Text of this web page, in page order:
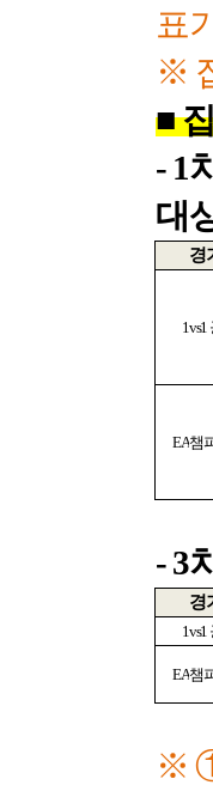
표
※
■
- 1
대
경
1vs1
EA챔
- 3
경
1vs1
EA챔
※